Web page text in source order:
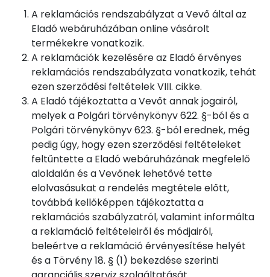
A reklamációs rendszabályzat a Vevő által az
Eladó webáruházában online vásárolt
termékekre vonatkozik.
A reklamációk kezelésére az Eladó érvényes
reklamációs rendszabályzata vonatkozik, tehát
ezen szerződési feltételek VIII. cikke.
A Eladó tájékoztatta a Vevőt annak jogairól,
melyek a Polgári törvénykönyv 622. §-ból és a
Polgári törvénykönyv 623. §-ból erednek, még
pedig úgy, hogy ezen szerződési feltételeket
feltűntette a Eladó webáruházának megfelelő
aloldalán és a Vevőnek lehetővé tette
elolvasásukat a rendelés megtétele előtt,
továbbá kellőképpen tájékoztatta a
reklamációs szabályzatról, valamint informálta
a reklamáció feltételeiről és módjairól,
beleértve a reklamáció érvényesítése helyét
és a Törvény 18. § (1) bekezdése szerinti